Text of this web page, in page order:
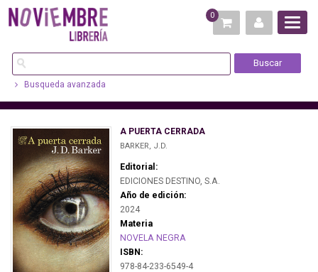
0
Busqueda avanzada
A PUERTA CERRADA
BARKER, J.D.
Editorial:
EDICIONES DESTINO, S.A.
Año de edición:
2024
Materia
NOVELA NEGRA
ISBN:
978-84-233-6549-4